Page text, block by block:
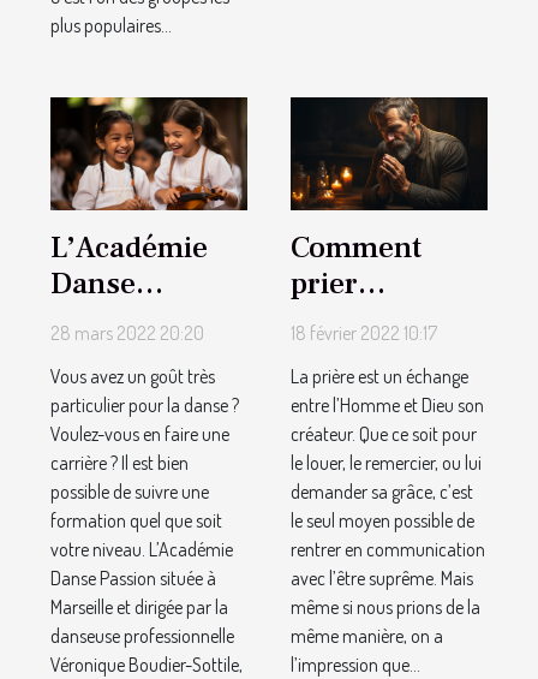
plus populaires...
L’Académie
Danse
Passion : tout
de danses
classiques
28 mars 2022 20:20
Vous avez un goût très
particulier pour la danse ?
Voulez-vous en faire une
carrière ? Il est bien
possible de suivre une
formation quel que soit
votre niveau. L’Académie
Danse Passion située à
Marseille et dirigée par la
danseuse professionnelle
Véronique Boudier-Sottile,
Comment
prier
efficacement?
18 février 2022 10:17
La prière est un échange
entre l’Homme et Dieu son
créateur. Que ce soit pour
le louer, le remercier, ou lui
demander sa grâce, c’est
le seul moyen possible de
rentrer en communication
avec l’être suprême. Mais
même si nous prions de la
même manière, on a
l’impression que...